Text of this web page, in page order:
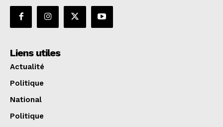
Liens utiles
Actualité
Politique
National
Politique